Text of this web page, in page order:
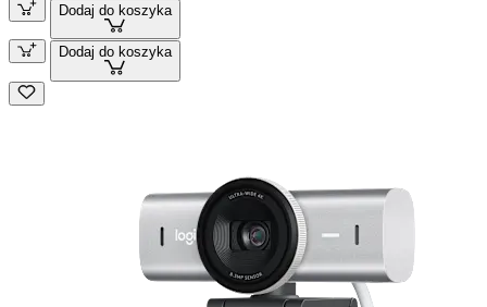
Dodaj do koszyka
Dodaj do koszyka